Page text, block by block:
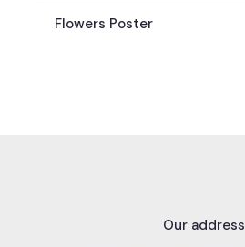
Flowers Poster
Our address